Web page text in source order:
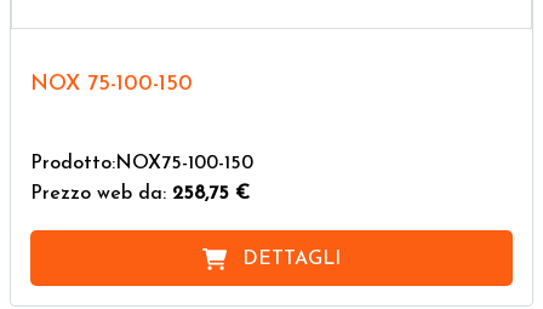
NOX 75-100-150
Prodotto:NOX75-100-150
Prezzo web da: 258,75 €
DETTAGLI